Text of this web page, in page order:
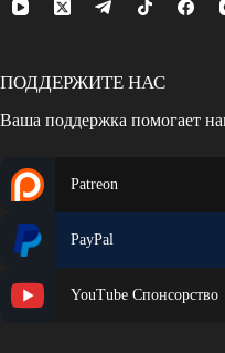
ПОДДЕРЖИТЕ НАС
Ваша поддержка помогает
Patreon
PayPal
YouTube Спонсорство